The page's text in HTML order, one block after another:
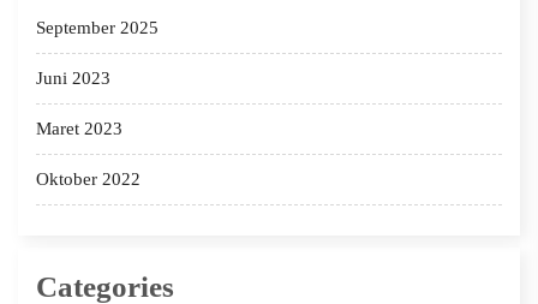
September 2025
Juni 2023
Maret 2023
Oktober 2022
Categories